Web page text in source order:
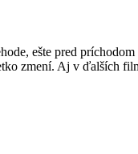
ešte pred
zmení. Aj v ďalších